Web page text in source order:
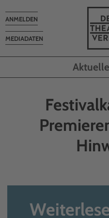
MEDIADATEN
Toggle
navigation
ANMELDEN